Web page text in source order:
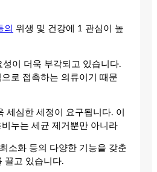
의 위생 및 건강에 1 관심이 높
성이 더욱 부각되고 있습니다.
로 접촉하는 의류이기 때문
세심한 세정이 요구됩니다. 이
누는 세균 제거뿐만 아니라
소화 등의 다양한 기능을 갖춘
끌고 있습니다.